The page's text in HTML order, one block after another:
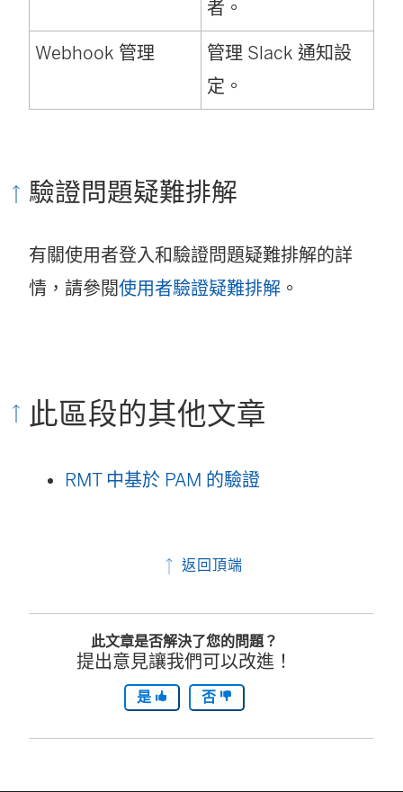
者。
Webhook 管理
管理 Slack 通知設
定。
驗證問題疑難排解
有關使用者登入和驗證問題疑難排解的詳
情，請參閱使用者驗證疑難排解 。
此區段的其他文章
RMT 中基於 PAM 的驗證
返回頂端
此文章是否解決了您的問題？
提出意見讓我們可以改進！
是 否